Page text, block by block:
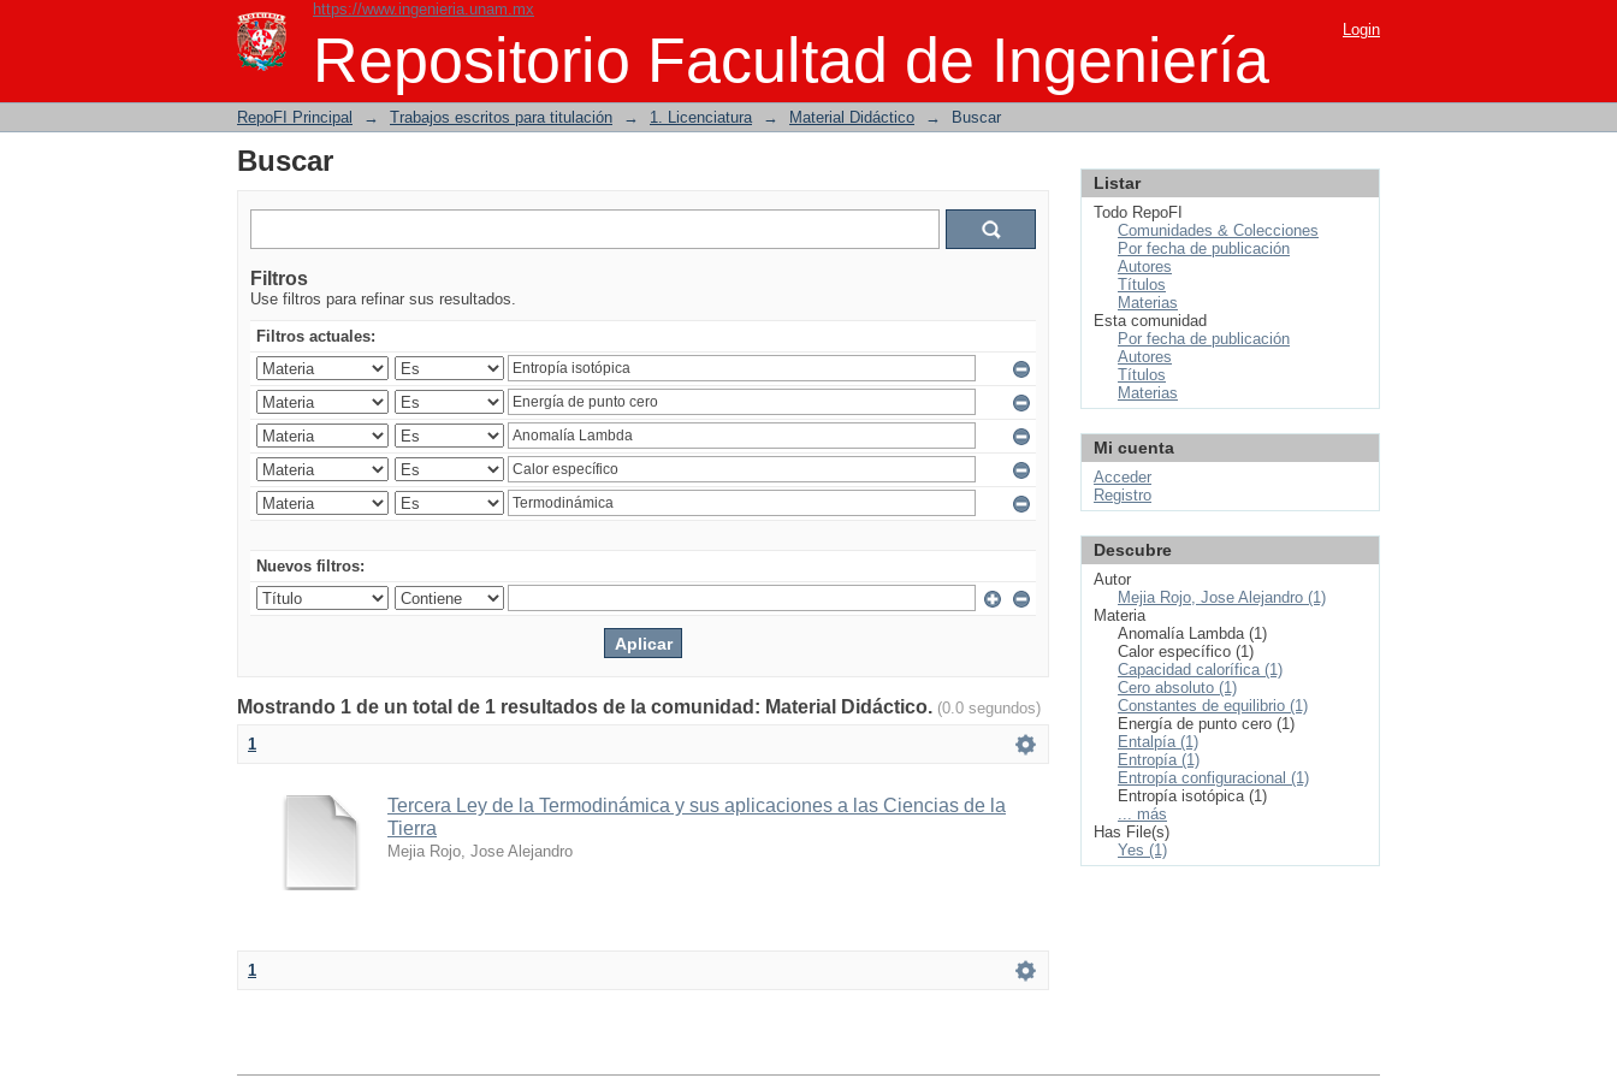
https://www.ingenieria.unam.mx
Repositorio Facultad de Ingeniería
Buscar Login
RepoFI Principal → Trabajos escritos para titulación → 1. Licenciatura → Material Didáctico → Buscar
Buscar
Filtros
Use filtros para refinar sus resultados.
Filtros actuales:
Nuevos filtros:
Mostrando 1 de un total de 1 resultados de la comunidad: Material Didáctico. (0.0 segundos)
1
Tercera Ley de la Termodinámica y sus aplicaciones a las Ciencias de la
Tierra
Mejia Rojo, Jose Alejandro
1
Listar
Todo RepoFI
Comunidades & Colecciones
Por fecha de publicación
Autores
Títulos
Materias
Esta comunidad
Por fecha de publicación
Autores
Títulos
Materias
Mi cuenta
Acceder
Registro
Descubre
Autor
Mejia Rojo, Jose Alejandro (1)
Materia
Anomalía Lambda (1)
Calor específico (1)
Capacidad calorífica (1)
Cero absoluto (1)
Constantes de equilibrio (1)
Energía de punto cero (1)
Entalpía (1)
Entropía (1)
Entropía configuracional (1)
Entropía isotópica (1)
... más
Has File(s)
Yes (1)